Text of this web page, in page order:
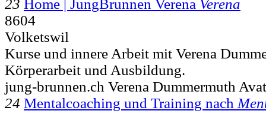
23 Home | JungBrunnen Verena Verena
8604
Volketswil
Kurse und innere Arbeit mit Verena
Körperarbeit und Ausbildung.
jung-brunnen.ch Verena Dummermuth
24 Mentalcoaching und Training nach